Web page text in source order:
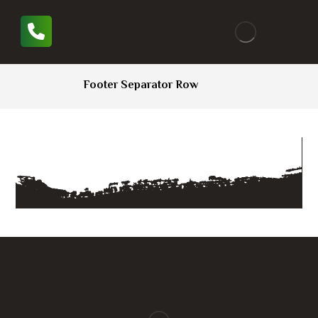
Footer Separator Row